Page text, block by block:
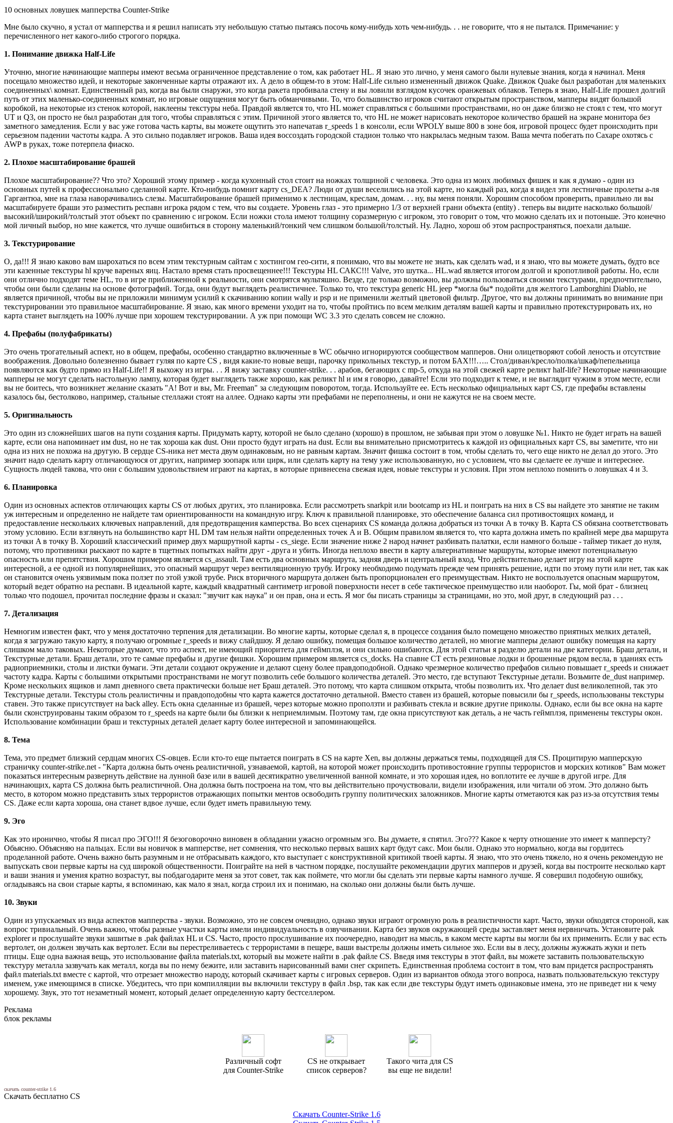
10 основных ловушек мапперства Counter-Strike
Мне было скучно, я устал от мапперства и я решил написать эту небольшую статью пытаясь посочь кому-нибудь хоть чем-нибудь. . . не говорите, что я не пытался. Примечание: у
перечисленного нет какого-либо строгого порядка.
1. Понимание движка Half-Life
Уточню, многие начинающие мапперы имеют весьма ограниченное представление о том, как работает HL. Я знаю это лично, у меня самого были нулевые знания, когда я начинал. Меня
посещало множество идей, и некоторые законченные карты отражают их. А дело в общем-то в этом: Half-Life сильно измененный движок Quake. Движок Quake был разработан для маленьких
соединенных\ комнат. Единственный раз, когда вы были снаружи, это когда ракета пробивала стену и вы ловили взглядом кусочек оранжевых облаков. Теперь я знаю, Half-Life прошел долгий
путь от этих маленько-соединенных комнат, но игровые ощущения могут быть обманчивыми. То, что большинство игроков считают открытым пространством, мапперы видят большой
коробкой, на некоторые из стенок которой, наклеены текстуры неба. Правдой является то, что HL может справляться с большими пространствами, но он даже близко не стоял с тем, что могут
UT и Q3, он просто не был разработан для того, чтобы справляться с этим. Причиной этого является то, что HL не может нарисовать некоторое количество брашей на экране монитора без
заметного замедления. Если у вас уже готова часть карты, вы можете ощутить это напечатав r_speeds 1 в консоли, если WPOLY выше 800 в зоне боя, игровой процесс будет происходить при
серьезном падении частоты кадра. А это сильно подавляет игроков. Ваша идея воссоздать городской стадион только что накрылась медным тазом. Ваша мечта побегать по Сахаре охотясь с
AWP в руках, тоже потерпела фиаско.
2. Плохое масштабирование брашей
Плохое масштабирование?? Что это? Хороший этому пример - когда кухонный стол стоит на ножках толщиной с человека. Это одна из моих любимых фишек и как я думаю - один из
основных путей к профессионально сделанной карте. Кто-нибудь помнит карту cs_DEA? Люди от души веселились на этой карте, но каждый раз, когда я видел эти лестничные пролеты а-ля
Гаргантюа, мне на глаза наворачивались слезы. Масштабирование брашей применимо к лестницам, креслам, домам. . . ну, вы меня поняли. Хорошим способом проверить, правильно ли вы
масштабируете браши это разместить респавн игрока рядом с тем, что вы создаете. Уровень глаз - это примерно 1/3 от верхней грани объекта (entity) . теперь вы видите насколько большой/
высокий/широкий/толстый этот объект по сравнению с игроком. Если ножки стола имеют толщину соразмерную с игроком, это говорит о том, что можно сделать их и потоньше. Это конечно
мой личный выбор, но мне кажется, что лучше ошибиться в сторону маленький/тонкий чем слишком большой/толстый. Ну. Ладно, хорош об этом распространяться, поехали дальше.
3. Текстурирование
О, да!!! Я знаю каково вам шарохаться по всем этим текстурным сайтам с хостингом гео-сити, я понимаю, что вы можете не знать, как сделать wad, и я знаю, что вы можете думать, будто все
эти казенные текстуры hl круче вареных яиц. Настало время стать просвещеннее!!! Текстуры HL САКС!!! Valve, это шутка... HL.wad является итогом долгой и кропотливой работы. Но, если
они отлично подходят теме HL, то в игре приближенной к реальности, они смотрятся мультяшно. Везде, где только возможно, вы должны пользоваться своими текстурами, предпочтительно,
чтобы они были сделаны на основе фотографий. Тогда, они будут выглядеть реалистичнее. Только то, что текстура generic HL jeep *могла бы* подойти для желтого Lamborghini Diablo, не
является причиной, чтобы вы не приложили минимум усилий к скачиванию копии wally и psp и не применили желтый цветовой фильтр. Другое, что вы должны принимать во внимание при
текстурировании это правильное масштабирование. Я знаю, как много времени уходит на то, чтобы пройтись по всем мелким деталям вашей карты и правильно протекстурировать их, но
карта станет выглядеть на 100% лучше при хорошем текстурировании. А уж при помощи WC 3.3 это сделать совсем не сложно.
4. Префабы (полуфабрикаты)
Это очень трогательный аспект, но в общем, префабы, особенно стандартно включенные в WC обычно игнорируются сообществом мапперов. Они олицетворяют собой леность и отсутствие
воображения. Довольно болезненно бывает гуляя по карте CS , видя какие-то новые вещи, парочку прикольных текстур, и потом БАХ!!!….. Стол/диван/кресло/полка/шкаф/пепельница
появляются как будто прямо из Half-Life!! Я выхожу из игры. . . Я вижу заставку counter-strike. . . арабов, бегающих с mp-5, откуда на этой свежей карте реликт half-life? Некоторые начинающие
мапперы не могут сделать настольную лампу, которая будет выглядеть также хорошо, как реликт hl и им я говорю, давайте! Если это подходит к теме, и не выглядит чужим в этом месте, если
вы не боитесь, что возникнет желание сказать "А! Вот и вы, Mr. Freeman" за следующим поворотом, тогда. Используйте ее. Есть несколько официальных карт CS, где префабы вставлены
казалось бы, бестолково, например, стальные стеллажи стоят на аллее. Однако карты эти префабами не переполнены, и они не кажутся не на своем месте.
5. Оригинальность
Это один из сложнейших шагов на пути создания карты. Придумать карту, которой не было сделано (хорошо) в прошлом, не забывая при этом о ловушке №1. Никто не будет играть на вашей
карте, если она напоминает им dust, но не так хороша как dust. Они просто будут играть на dust. Если вы внимательно присмотритесь к каждой из официальных карт CS, вы заметите, что ни
одна из них не похожа на другую. В сердце CS-ника нет места двум одинаковым, но не равным картам. Значит фишка состоит в том, чтобы сделать то, чего еще никто не делал до этого. Это
значит надо сделать карту отличающуюся от других, например зоопарк или цирк, или сделать карту на тему уже использованную, но с условием, что вы сделаете ее лучше и интереснее.
Сущность людей такова, что они с большим удовольствием играют на картах, в которые привнесена свежая идея, новые текстуры и условия. При этом неплохо помнить о ловушках 4 и 3.
6. Планировка
Один из основных аспектов отличающих карты CS от любых других, это планировка. Если рассмотреть snarkpit или bootcamp из HL и поиграть на них в CS вы найдете это занятие не таким
уж интересным и определенно не найдете там ориентированности на командную игру. Ключ к правильной планировке, это обеспечение баланса сил противостоящих команд, и
предоставление нескольких ключевых направлений, для предотвращения камперства. Во всех сценариях CS команда должна добраться из точки A в точку B. Карта CS обязана соответствовать
этому условию. Если взглянуть на большинство карт HL DM там нельзя найти определенных точек A и B. Общим правилом является то, что карта должна иметь по крайней мере два маршрута
из точки A в точку B. Хороший классический пример двух маршрутной карты - cs_siege. Если значение ниже 2 народ начнет разбивать палатки, если намного больше - таймер тикает до нуля,
потому, что противники рыскают по карте в тщетных попытках найти друг - друга и убить. Иногда неплохо ввести в карту альтернативные маршруты, которые имеют потенциальную
опасность или препятствия. Хорошим примером является cs_assault. Там есть два основных маршрута, задняя дверь и центральный вход. Что действительно делает игру на этой карте
интересной, а ее одной из популярнейших, это опасный маршрут через вентиляционную трубу. Игроку необходимо подумать прежде чем принять решение, идти по этому пути или нет, так как
он становится очень уязвимым пока ползет по этой узкой трубе. Риск вторичного маршрута должен быть пропорционален его преимуществам. Никто не воспользуется опасным маршрутом,
который ведет обратно на респавн. В идеальной карте, каждый квадратный сантиметр игровой поверхности несет в себе тактическое преимущество или наоборот. Гы, мой брат - близнец
только что подошел, прочитал последние фразы и сказал: "звучит как наука" и он прав, она и есть. Я мог бы писать страницы за страницами, но это, мой друг, в следующий раз . . .
7. Детализация
Немногим известен факт, что у меня достаточно терпения для детализации. Во многие карты, которые сделал я, в процессе создания было помещено множество приятных мелких деталей,
когда я загружаю такую карту, я получаю огромные r_speeds и вижу слайдшоу. Я делаю ошибку, помещая большое количество деталей, но многие мапперы делают ошибку помещая на карту
слишком мало таковых. Некоторые думают, что это аспект, не имеющий приоритета для геймплэя, и они сильно ошибаются. Для этой статьи я разделю детали на две категории. Браш детали, и
Текстурные детали. Браш детали, это те самые префабы и другие фишки. Хорошим примером является cs_docks. На спавне CT есть резиновые лодки и брошенные рядом весла, в зданиях есть
радиоприемники, столы и листки бумаги. Эти детали создают окружение и делают сцену более правдоподобной. Однако чрезмерное количество префабов сильно повышает r_speeds и снижает
частоту кадра. Карты с большими открытыми пространствами не могут позволить себе большого количества деталей. Это место, где вступают Текстурные детали. Возьмите de_dust например.
Кроме нескольких ящиков и ламп дневного света практически больше нет Браш деталей. Это потому, что карта слишком открыта, чтобы позволить их. Что делает dust великолепной, так это
Текстурные детали. Текстуры столь реалистичны и правдоподобны что карта кажется достаточно детальной. Вместо ставен из брашей, которые повысили бы r_speeds, использованы текстуры
ставен. Это также присутствует на back alley. Есть окна сделанные из брашей, через которые можно проползти и разбивать стекла и всякие другие приколы. Однако, если бы все окна на карте
были сконструированы таким образом то r_speeds на карте были бы близки к неприемлимым. Поэтому там, где окна присутствуют как деталь, а не часть геймплэя, применены текстуры окон.
Использование комбинации браш и текстурных деталей делает карту более интересной и запоминающейся.
8. Тема
Тема, это предмет близкий сердцам многих CS-овцев. Если кто-то еще пытается поиграть в CS на карте Xen, вы должны держаться темы, подходящей для CS. Процитирую мапперскую
страничку counter-strike.net - "Карта должна быть очень реалистичной, узнаваемой, картой, на которой может происходить противостояние группы террористов и морских котиков" Вам может
показаться интересным развернуть действие на лунной базе или в вашей десятикратно увеличенной ванной комнате, и это хорошая идея, но воплотите ее лучше в другой игре. Для
начинающих, карта CS должна быть реалистичной. Она должна быть построена на том, что вы действительно прочуствовали, видели изображения, или читали об этом. Это должно быть
место, в котором можно представить злых террористов отражающих попытки ментов освободить группу политических заложников. Многие карты отметаются как раз из-за отсутствия темы
CS. Даже если карта хороша, она станет вдвое лучше, если будет иметь правильную тему.
9. Эго
Как это иронично, чтобы Я писал про ЭГО!!! Я безоговорочно виновен в обладании ужасно огромным эго. Вы думаете, я спятил. Эго??? Какое к черту отношение это имеет к мапперсту?
Обьясню. Объясняю на пальцах. Если вы новичок в мапперстве, нет сомнения, что несколько первых ваших карт будут сакс. Мои были. Однако это нормально, когда вы гордитесь
проделанной работе. Очень важно быть разумным и не отбрасывать каждого, кто выступает с конструктивной критикой твоей карты. Я знаю, что это очень тяжело, но я очень рекомендую не
выпускать свои первые карты на суд широкой общественности. Поиграйте на ней в частном порядке, послушайте рекомендации других мапперов и друзей, когда вы построите несколько карт
и ваши знания и умения кратно возрастут, вы побдагодарите меня за этот совет, так как поймете, что могли бы сделать эти первые карты намного лучше. Я совершил подобную ошибку,
огладываясь на свои старые карты, я вспоминаю, как мало я знал, когда строил их и понимаю, на сколько они должны были быть лучше.
10. Звуки
Один из упускаемых из вида аспектов мапперства - звуки. Возможно, это не совсем очевидно, однако звуки играют огромную роль в реалистичности карт. Часто, звуки обходятся стороной, как
вопрос тривиальный. Очень важно, чтобы разные участки карты имели индивидуальность в озвучивании. Карта без звуков окружающей среды заставляет меня нервничать. Установите pak
explorer и прослушайте звуки зашитые в .pak файлах HL и CS. Часто, просто прослушивание их поочередно, наводит на мысль, в каком месте карты вы могли бы их применить. Если у вас есть
вертолет, он должен звучать как вертолет. Если вы перестреливаетесь с террористами в пещере, ваши выстрелы должны иметь сильное эхо. Если вы в лесу, должны жужжать жуки и петь
птицы. Еще одна важная вещь, это использование файла materials.txt, который вы можете найти в .pak файле CS. Введя имя текстуры в этот файл, вы можете заставить пользовательскую
текстуру металла зазвучать как металл, когда вы по нему бежите, или заставить нарисованный вами снег скрипеть. Единственная проблема состоит в том, что вам придется распространять
файл materials.txt вместе с картой, что отрезает множество народу, который скачивает карты с игровых серверов. Один из вариантов обхода этого вопроса, назвать пользовательскую текстуру
именем, уже имеющимся в списке. Убедитесь, что при компилляции вы включили текстуру в файл .bsp, так как если две текстуры будут иметь одинаковые имена, это не приведет ни к чему
хорошему. Звук, это тот незаметный момент, который делает определенную карту бестселлером.
Реклама
блок рекламы
Различный софт
для Counter-Strike
CS не открывает
список серверов?
Такого чита для CS
вы еще не видели!
скачать counter-strike 1.6
Скачать бесплатно CS
Скачать Counter-Strike 1.6